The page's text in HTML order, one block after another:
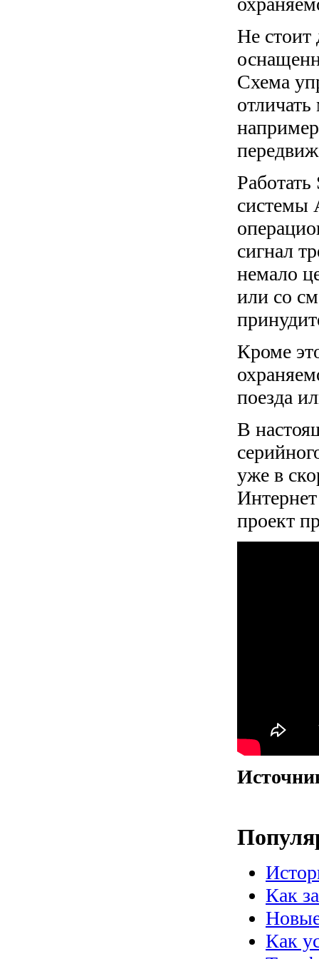
Не стоит
Схема
системы
сигнал
немало
или со
Кроме
поезда
В
уже в
проект
Как
Как